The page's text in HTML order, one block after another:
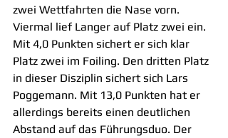
zwei Wettfahrten die Nase vorn.
Viermal lief Langer auf Platz zwei ein.
Mit 4,0 Punkten sichert er sich klar
Platz zwei im Foiling. Den dritten Platz
in dieser Disziplin sichert sich Lars
Poggemann. Mit 13,0 Punkten hat er
allerdings bereits einen deutlichen
Abstand auf das Führungsduo. Der